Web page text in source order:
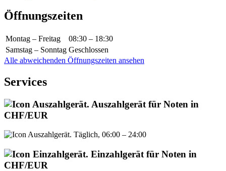
Öffnungszeiten
Montag – Freitag
08:30 – 18:30
Samstag – Sonntag Geschlossen
Alle abweichenden Öffnungszeiten ansehen
Services
Auszahlgerät für Noten in
CHF/EUR
Täglich, 06:00 – 24:00
Einzahlgerät für Noten in
CHF/EUR